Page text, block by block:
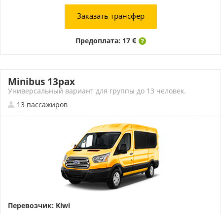
Заказать трансфер
Предоплата: 17
Minibus 13pax
Универсальный вариант для группы до 13 человек.
13 пассажиров
Перевозчик: Kiwi